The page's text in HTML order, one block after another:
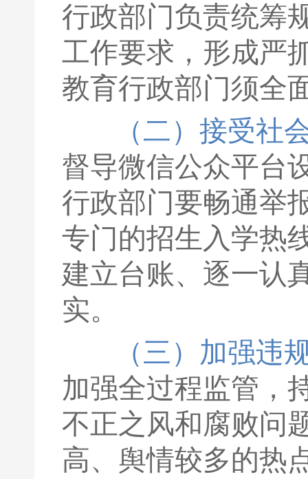
行政部门负责统筹
工作要求，形成严
教育行政部门须全
（二）接受社
督导微信公众平台
行政部门要畅通举
专门的招生入学热
建立台账、逐一认
实。
（三）加强违
加强全过程监管，
不正之风和腐败问
高、舆情较多的热